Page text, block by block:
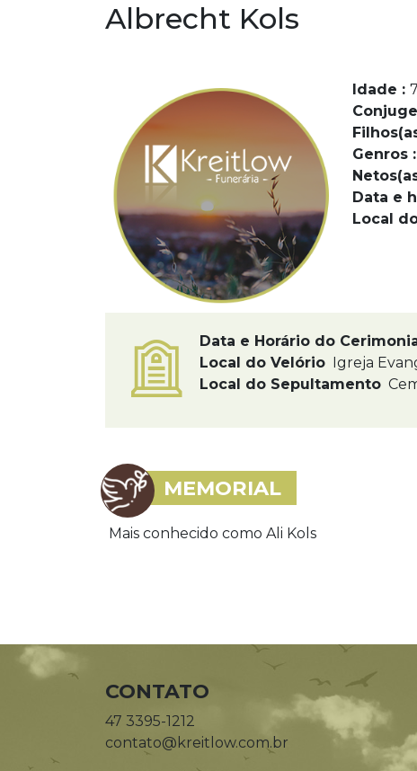
Albrecht Kols
Idade :
Genros :
Data e
Local
Data e Horário do
Local do Velório Igreja
Local do Sepultamento
MEMORIAL
Mais conhecido como Ali Kols
CONTATO
47 3395-1212
contato@kreitlow.com.br